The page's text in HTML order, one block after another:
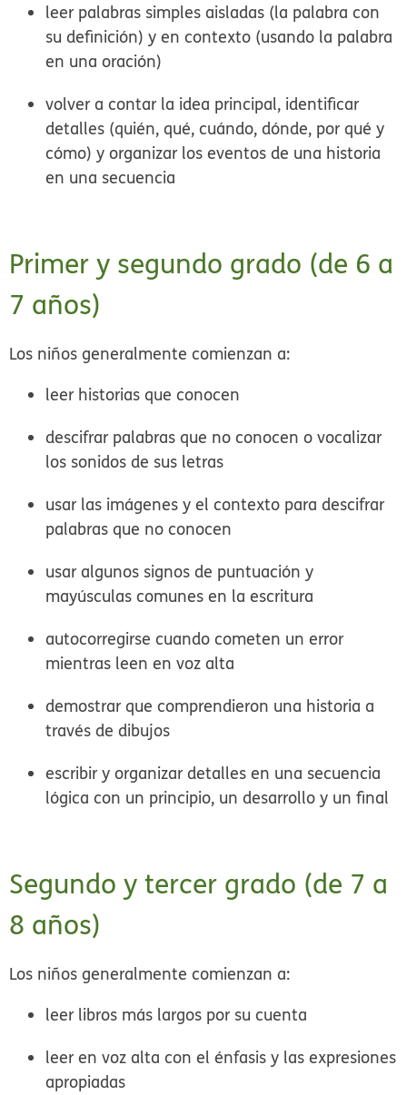
leer palabras simples aisladas (la palabra con
su definición) y en contexto (usando la palabra
en una oración)
volver a contar la idea principal, identificar
detalles (quién, qué, cuándo, dónde, por qué y
cómo) y organizar los eventos de una historia
en una secuencia
Primer y segundo grado (de 6 a
7 años)
Los niños generalmente comienzan a:
leer historias que conocen
descifrar palabras que no conocen o vocalizar
los sonidos de sus letras
usar las imágenes y el contexto para descifrar
palabras que no conocen
usar algunos signos de puntuación y
mayúsculas comunes en la escritura
autocorregirse cuando cometen un error
mientras leen en voz alta
demostrar que comprendieron una historia a
través de dibujos
escribir y organizar detalles en una secuencia
lógica con un principio, un desarrollo y un final
Segundo y tercer grado (de 7 a
8 años)
Los niños generalmente comienzan a:
leer libros más largos por su cuenta
leer en voz alta con el énfasis y las expresiones
apropiadas